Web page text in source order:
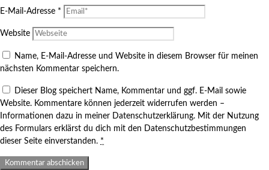
E-Mail-Adresse *
Website
Name, E-Mail-Adresse und Website in diesem Browser für meinen
nächsten Kommentar speichern.
Dieser Blog speichert Name, Kommentar und ggf. E-Mail sowie
Website. Kommentare können jederzeit widerrufen werden –
Informationen dazu in meiner Datenschutzerklärung. Mit der Nutzung
des Formulars erklärst du dich mit den Datenschutzbestimmungen
dieser Seite einverstanden. *